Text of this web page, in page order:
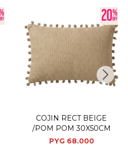
COJIN RECT BEIGE
/POM POM 30X50CM
PYG 68.000